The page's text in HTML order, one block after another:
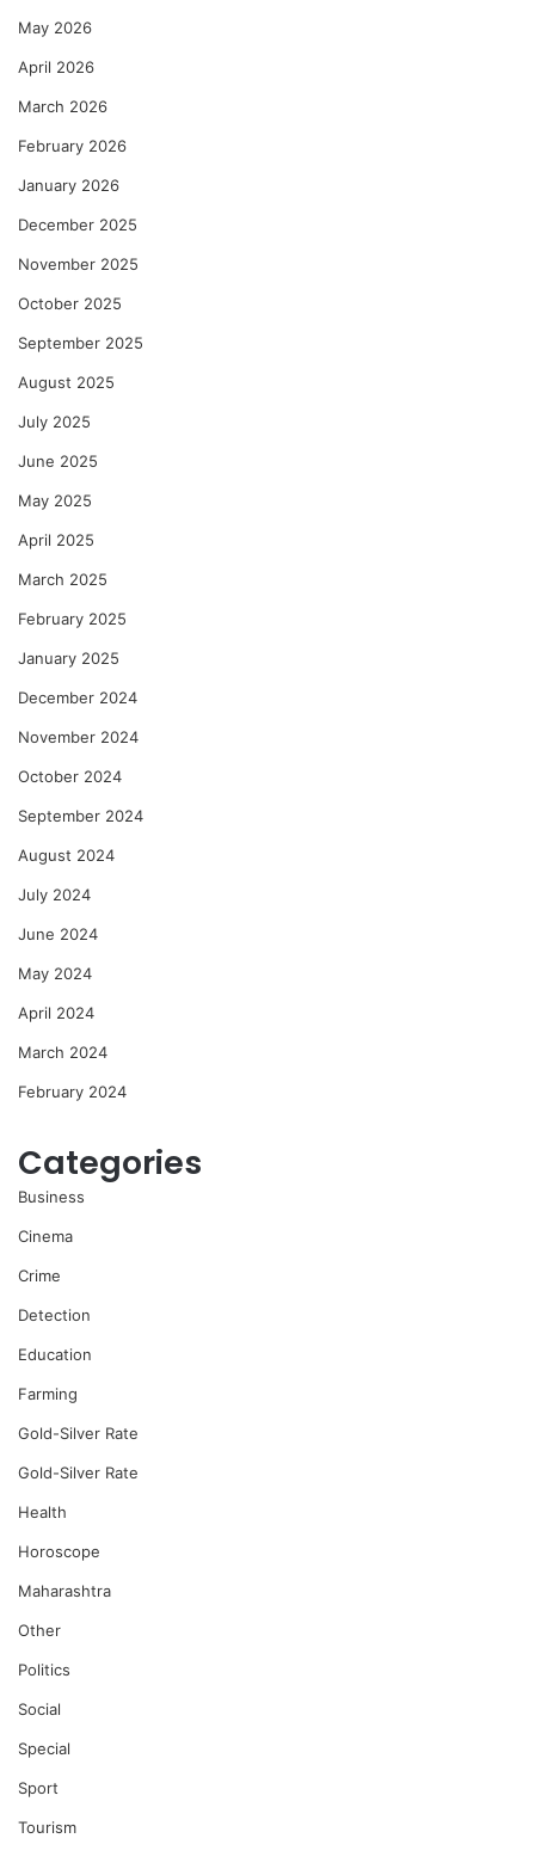
May 2026
April 2026
March 2026
February 2026
January 2026
December 2025
November 2025
October 2025
September 2025
August 2025
July 2025
June 2025
May 2025
April 2025
March 2025
February 2025
January 2025
December 2024
November 2024
October 2024
September 2024
August 2024
July 2024
June 2024
May 2024
April 2024
March 2024
February 2024
Categories
Business
Cinema
Crime
Detection
Education
Farming
Gold-Silver Rate
Gold-Silver Rate
Health
Horoscope
Maharashtra
Other
Politics
Social
Special
Sport
Tourism